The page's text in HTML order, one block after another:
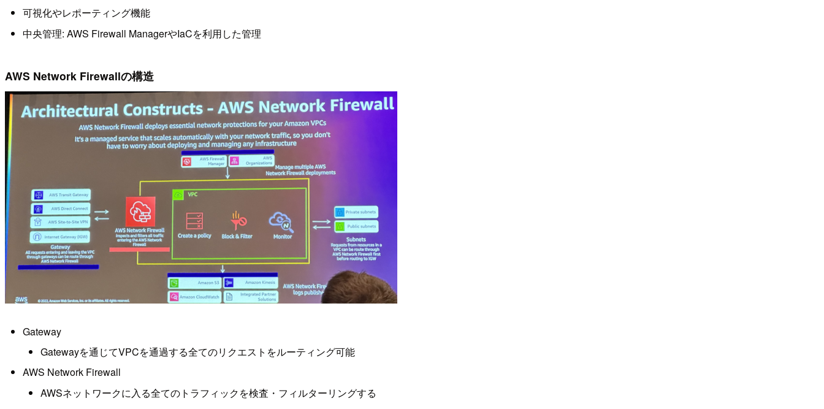
可視化やレポーティング機能
中央管理: AWS Firewall ManagerやIaCを利用した管理
AWS Network Firewallの構造
Gateway
Gatewayを通じてVPCを通過する全てのリクエストをルーティング可能
AWS Network Firewall
AWSネットワークに入る全てのトラフィックを検査・フィルターリングする